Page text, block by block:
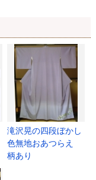
滝沢晃の四段ぼかし
色無地おあつらえ
柄あり